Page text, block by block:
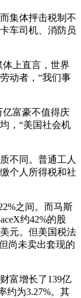
集体抨击税制不
车司机、消防员
体上直言，世界
动者，“我们事
亿富豪不值得庆
，“美国社会机
不同。普通工人
个人所得税和社
之间。而马斯
约42%的股
元。但美国税法
尚未卖出套现的
富增长了139亿
约为3.27%。其